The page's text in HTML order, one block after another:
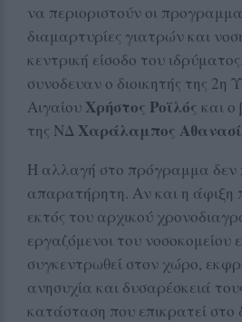
να περιοριστούν οι
διαμαρτυρίες γιατρών και
κεντρική είσοδο του
συνοδευαν ο διοικητής της 2η
Αιγαίου Χρήστος Ροϊλός και
της ΝΔ Χαράλαμπος
Η αλλαγή στο πρόγραμμα δεν
απαρατήρητη. Αν και η άφιξη
εκτός του αρχικού
εργαζόμενοι του νοσοκομείου
συγκεντρωθεί στον χώρο,
ανησυχία και δυσαρέσκειά
κατάσταση που επικρατεί στο